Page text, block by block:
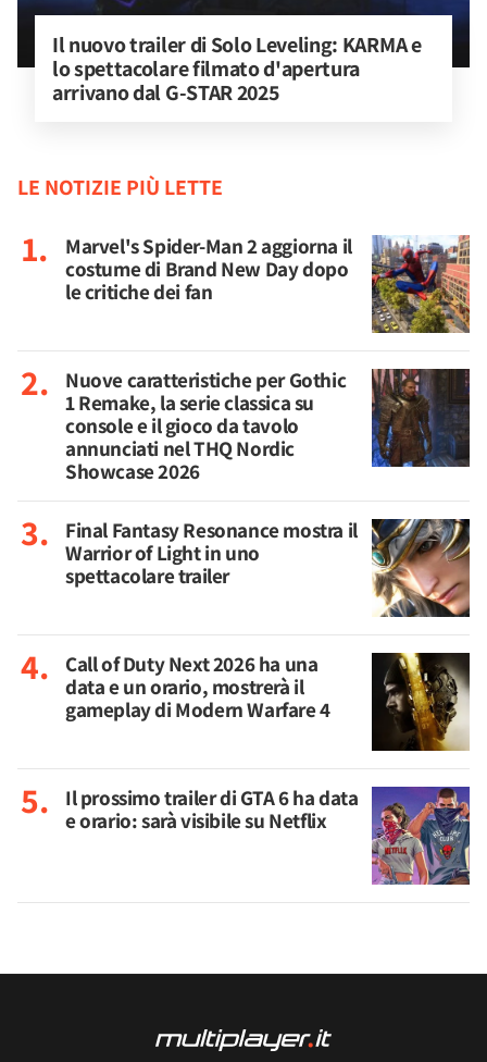
Il nuovo trailer di Solo Leveling: KARMA e
lo spettacolare filmato d'apertura
arrivano dal G-STAR 2025
LE NOTIZIE PIÙ LETTE
Marvel's Spider-Man 2 aggiorna il
costume di Brand New Day dopo
le critiche dei fan
Nuove caratteristiche per Gothic
1 Remake, la serie classica su
console e il gioco da tavolo
annunciati nel THQ Nordic
Showcase 2026
Final Fantasy Resonance mostra il
Warrior of Light in uno
spettacolare trailer
Call of Duty Next 2026 ha una
data e un orario, mostrerà il
gameplay di Modern Warfare 4
Il prossimo trailer di GTA 6 ha data
e orario: sarà visibile su Netflix